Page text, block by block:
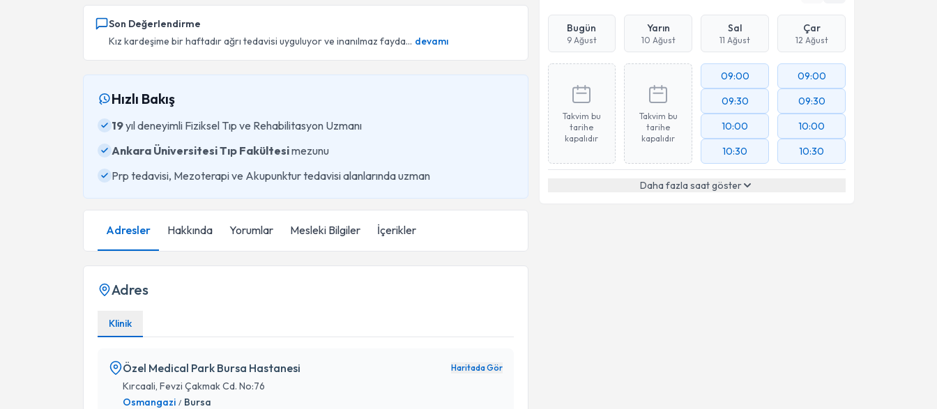
Son Değerlendirme
Kız kardeşime bir haftadır ağrı tedavisi uyguluyor ve inanılmaz fayda... devamı
Hızlı Bakış
19yıl deneyimli Fiziksel Tıp ve Rehabilitasyon Uzmanı
Ankara Üniversitesi Tıp Fakültesimezunu
Prp tedavisi, Mezoterapi ve Akupunktur tedavisi alanlarında uzman
Adresler Hakkında Yorumlar Mesleki Bilgiler İçerikler
Adres
Klinik
Özel Medical Park Bursa Hastanesi Haritada Gör
Kırcaali, Fevzi Çakmak Cd. No:76
Osmangazi / Bursa
Bugün
9 Ağust
Yarın
10 Ağust
Sal
11 Ağust
Çar
12 Ağust
Takvim bu
tarihe
kapalıdır
Takvim bu
tarihe
kapalıdır
09:00
09:30
10:00
10:30
09:00
09:30
10:00
10:30
Daha fazla saat göster